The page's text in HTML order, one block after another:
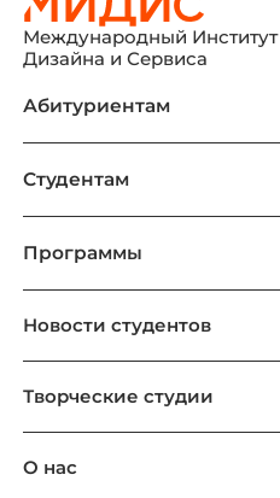
Международный Институт
Дизайна и Сервиса
Новости студентов
Творческие студии
О нас
Программы
Абитуриентам
Студентам